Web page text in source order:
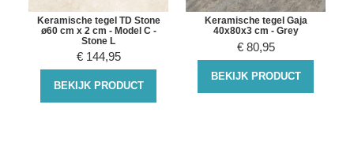
Keramische tegel TD Stone
ø60 cm x 2 cm - Model C -
Stone L
€ 144,95
BEKIJK PRODUCT
Keramische tegel Gaja
40x80x3 cm - Grey
€ 80,95
BEKIJK PRODUCT